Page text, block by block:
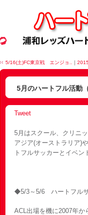
5/16(土)FC東京戦 エンジョ.. ｜
5月のハートフル活動
Tweet
5月はスクール、クリニ
アジア(オーストラリア)
トフルサッカーとイベン
◆5/3～5/6 ハートフル
ACL出場を機に2007年